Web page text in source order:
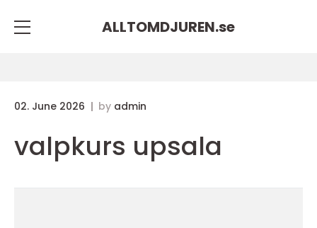
ALLTOMDJUREN.se
02. June 2026 by admin
valpkurs upsala